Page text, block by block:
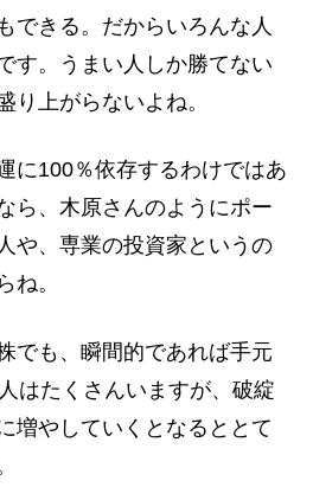
できる。だからいろんな人
す。うまい人しか勝てない
り上がらないよね。
に100％依存するわけではあ
ら、木原さんのようにポー
や、専業の投資家というの
ね。
でも、瞬間的であれば手元
はたくさんいますが、破綻
増やしていくとなるととて